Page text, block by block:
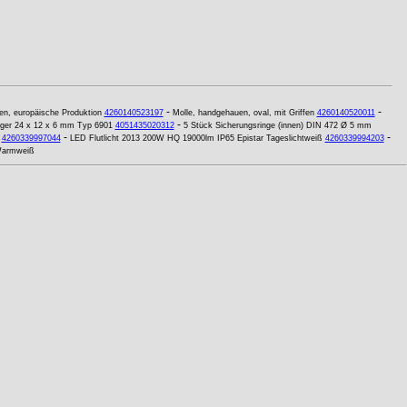
europäische Produktion 4260140523197- Molle, handgehauen, oval, mit Griffen 4260140520011-
24 x 12 x 6 mm Typ 6901 4051435020312- 5 Stück Sicherungsringe (innen) DIN 472 Ø 5 mm
4260339997044- LED Flutlicht 2013 200W HQ 19000lm IP65 Epistar Tageslichtweiß 4260339994203-